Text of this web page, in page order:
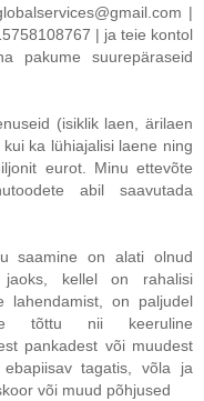
|
| ja teie kontol
pakume suurepäraseid
(isiklik laen, ärilaen
ka lühiajalisi laene ning
eurot. Minu ettevõte
abil saavutada
saamine on alati olnud
jaoks, kellel on rahalisi
lahendamist, on paljudel
tõttu nii keeruline
pankadest või muudest
ebapiisav tagatis, võla ja
või muud põhjused